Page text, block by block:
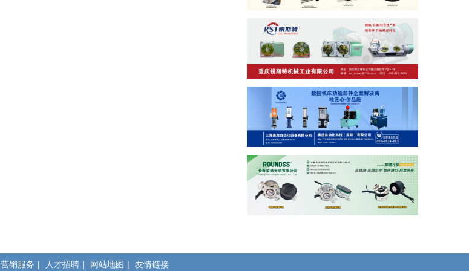
营销服务 | 人才招聘 | 网站地图 | 友情链接